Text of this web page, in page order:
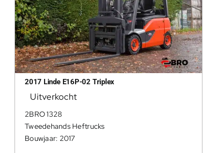
2017 Linde E16P-02 Triplex
Uitverkocht
2BRO 1328
Tweedehands Heftrucks
Bouwjaar: 2017